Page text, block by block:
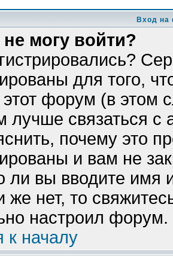
Вход на
могу войти?
для того,
этот форум (в этом
лучше связаться
почему это
и вам не
ли вы вводите
же нет, то
настроил форум.
к началу